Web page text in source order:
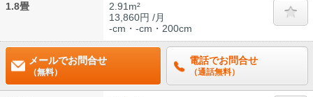
1.8畳
2.91m²
13,860円 /月
-cm・-cm・200cm
メールでお問合せ
（無料）
電話でお問合せ
（通話無料）